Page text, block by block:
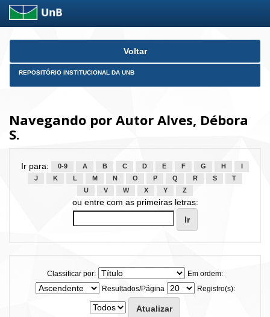
Skip
Voltar
REPOSITÓRIO INSTITUCIONAL DA UNB
Navegando por Autor Alves, Débora
S.
Ir para: 0-9 A B C D E F G H
J
K L M N O P Q R S
T
U
V W X Y Z
ou entre com as primeiras letras:
Classificar por:
Em ordem:
Resultados/Página
Registro(s):